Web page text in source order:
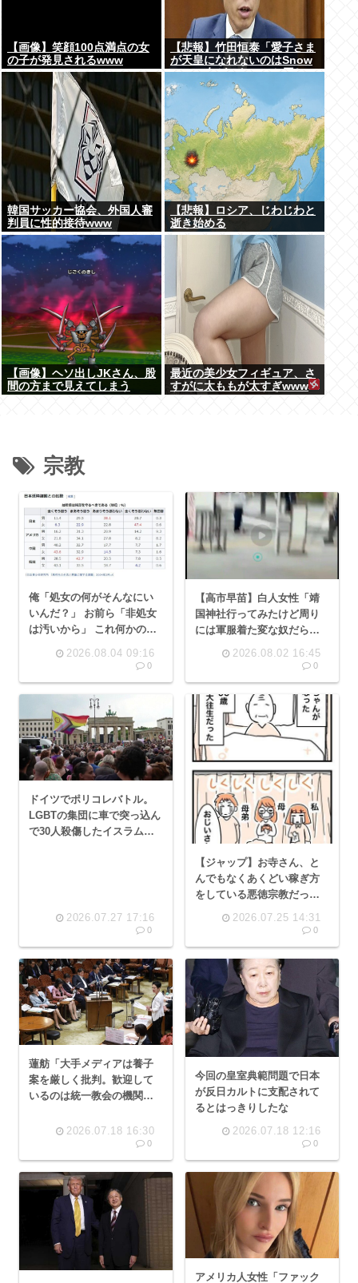
【画像】笑顔100点満点の女
の子が発見されるwww
【悲報】竹田恒泰「愛子さま
が天皇になれないのはSnow
Manに女がいないのと同じ」
X民「養子案はSnow Manに
竹田恒泰が入るようなもの」
韓国サッカー協会、外国人審
判員に性的接待www
【悲報】ロシア、じわじわと
逝き始める
【画像】ヘソ出しJKさん、股
間の方まで見えてしまう
最近の美少女フィギュア、さ
すがに太ももが太すぎwww
宗教
俺「処女の何がそんなにい
いんだ？」 お前ら「非処女
は汚いから」 これ何かの宗
2026.08.04 09:16
0
【高市早苗】白人女性「靖
国神社行ってみたけど周り
には軍服着た変な奴だらけ
だし展示内容もなんか偏っ
2026.08.02 16:45
0
ドイツでポリコレバトル。
LGBTの集団に車で突っ込ん
で30人殺傷したイスラム土
2026.07.27 17:16
0
【ジャップ】お寺さん、と
んでもなくあくどい稼ぎ方
をしている悪徳宗教だっ
た…「仏の世界ではお布施
2026.07.25 14:31
0
蓮舫「大手メディアは養子
案を厳しく批判。歓迎して
いるのは統一教会の機関誌
母体の日本会議」国会にて
2026.07.18 16:30
0
今回の皇室典範問題で日本
が反日カルトに支配されて
るとはっきりしたな
2026.07.18 12:16
0
アメリカ人女性「ファック